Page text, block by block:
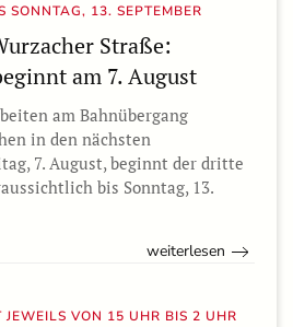
SONNTAG, 13. SEPTEMBER
Straße:
am 7. August
am Bahnübergang
in den nächsten
7. August, beginnt der dritte
bis Sonntag, 13.
weiterlesen
VON 15 UHR BIS 2 UHR